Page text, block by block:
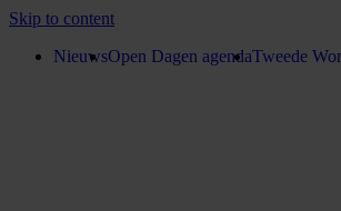
Skip to content
NieuwsOpen Dagen agendaTweede